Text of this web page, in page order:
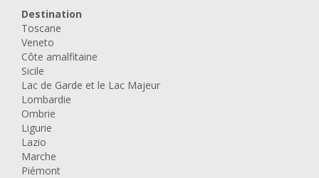
Destination
Toscane
Veneto
Côte amalfitaine
Sicile
Lac de Garde et le Lac Majeur
Lombardie
Ombrie
Ligurie
Lazio
Marche
Piémont